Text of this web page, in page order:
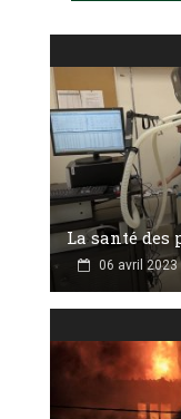
La santé
06 avril 2023